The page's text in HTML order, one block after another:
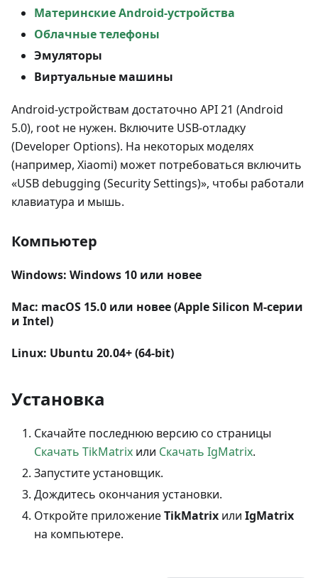
Материнские Android‑устройства
Облачные телефоны
Эмуляторы
Виртуальные машины
Android‑устройствам достаточно API 21 (Android
5.0), root не нужен. Включите USB‑отладку
(Developer Options). На некоторых моделях
(например, Xiaomi) может потребоваться включить
«USB debugging (Security Settings)», чтобы работали
клавиатура и мышь.
Компьютер
Windows: Windows 10 или новее
Mac: macOS 15.0 или новее (Apple Silicon M‑серии
и Intel)
Linux: Ubuntu 20.04+ (64-bit)
Установка
Скачайте последнюю версию со страницы
Скачать TikMatrix или Скачать IgMatrix.
Запустите установщик.
Дождитесь окончания установки.
Откройте приложениеTikMatrix или IgMatrix
на компьютере.